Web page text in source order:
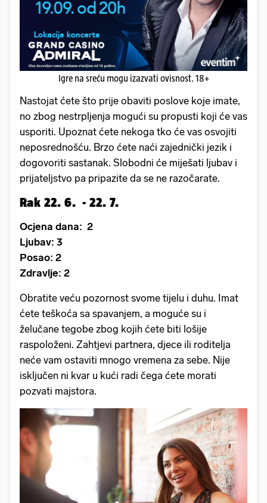
Igre na sreću mogu izazvati ovisnost. 18+
Nastojat ćete što prije obaviti poslove koje imate,
no zbog nestrpljenja mogući su propusti koji će vas
usporiti. Upoznat ćete nekoga tko će vas osvojiti
neposrednošću. Brzo ćete naći zajednički jezik i
dogovoriti sastanak. Slobodni će miješati ljubav i
prijateljstvo pa pripazite da se ne razočarate.
Rak 22. 6. - 22. 7.
Ocjena dana: 2
Ljubav: 3
Posao: 2
Zdravlje: 2
Obratite veću pozornost svome tijelu i duhu. Imat
ćete teškoća sa spavanjem, a moguće su i
želučane tegobe zbog kojih ćete biti lošije
raspoloženi. Zahtjevi partnera, djece ili roditelja
neće vam ostaviti mnogo vremena za sebe. Nije
isključen ni kvar u kući radi čega ćete morati
pozvati majstora.